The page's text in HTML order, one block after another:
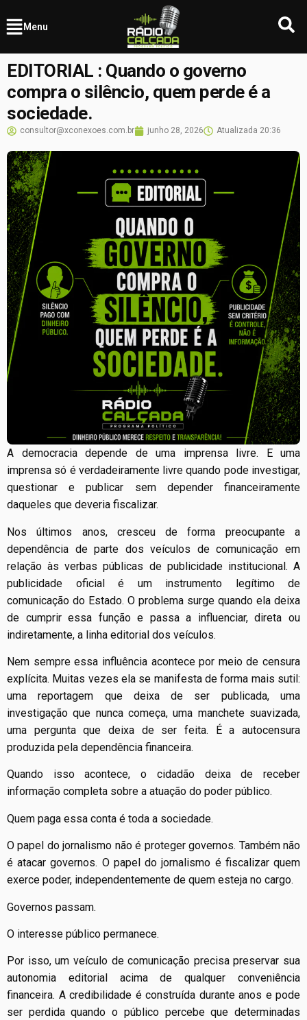
Menu
EDITORIAL : Quando o governo
compra o silêncio, quem perde é a
sociedade.
consultor@xconexoes.com.br junho 28, 2026 Atualizada 20:36
A democracia depende de uma imprensa livre. E uma
imprensa só é verdadeiramente livre quando pode investigar,
questionar e publicar sem depender financeiramente
daqueles que deveria fiscalizar.
Nos últimos anos, cresceu de forma preocupante a
dependência de parte dos veículos de comunicação em
relação às verbas públicas de publicidade institucional. A
publicidade oficial é um instrumento legítimo de
comunicação do Estado. O problema surge quando ela deixa
de cumprir essa função e passa a influenciar, direta ou
indiretamente, a linha editorial dos veículos.
Nem sempre essa influência acontece por meio de censura
explícita. Muitas vezes ela se manifesta de forma mais sutil:
uma reportagem que deixa de ser publicada, uma
investigação que nunca começa, uma manchete suavizada,
uma pergunta que deixa de ser feita. É a autocensura
produzida pela dependência financeira.
Quando isso acontece, o cidadão deixa de receber
informação completa sobre a atuação do poder público.
Quem paga essa conta é toda a sociedade.
O papel do jornalismo não é proteger governos. Também não
é atacar governos. O papel do jornalismo é fiscalizar quem
exerce poder, independentemente de quem esteja no cargo.
Governos passam.
O interesse público permanece.
Por isso, um veículo de comunicação precisa preservar sua
autonomia editorial acima de qualquer conveniência
financeira. A credibilidade é construída durante anos e pode
ser perdida quando o público percebe que determinadas